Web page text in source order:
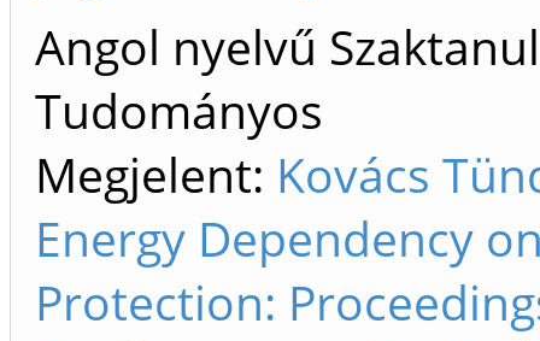
Angol nyelvű
Tudományos
Megjelent: Kovács
Energy Dependency
Protection: